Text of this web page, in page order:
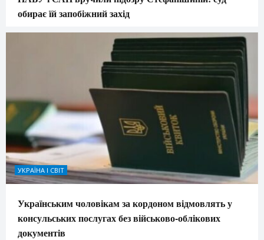
обирає їй запобіжний захід
УКРАЇНА І СВІТ
Українським чоловікам за кордоном відмовлять у
консульських послугах без військово-облікових
документів